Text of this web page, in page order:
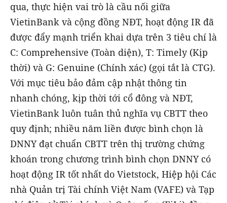
qua, thực hiện vai trò là cầu nối giữa
VietinBank và cộng đồng NĐT, hoạt động IR đã
được đẩy mạnh triển khai dựa trên 3 tiêu chí là
C: Comprehensive (Toàn diện), T: Timely (Kịp
thời) và G: Genuine (Chính xác) (gọi tắt là CTG).
Với mục tiêu bảo đảm cập nhật thông tin
nhanh chóng, kịp thời tới cổ đông và NĐT,
VietinBank luôn tuân thủ nghĩa vụ CBTT theo
quy định; nhiều năm liền được bình chọn là
DNNY đạt chuẩn CBTT trên thị trường chứng
khoán trong chương trình bình chọn DNNY có
hoạt động IR tốt nhất do Vietstock, Hiệp hội Các
nhà Quản trị Tài chính Việt Nam (VAFE) và Tạp